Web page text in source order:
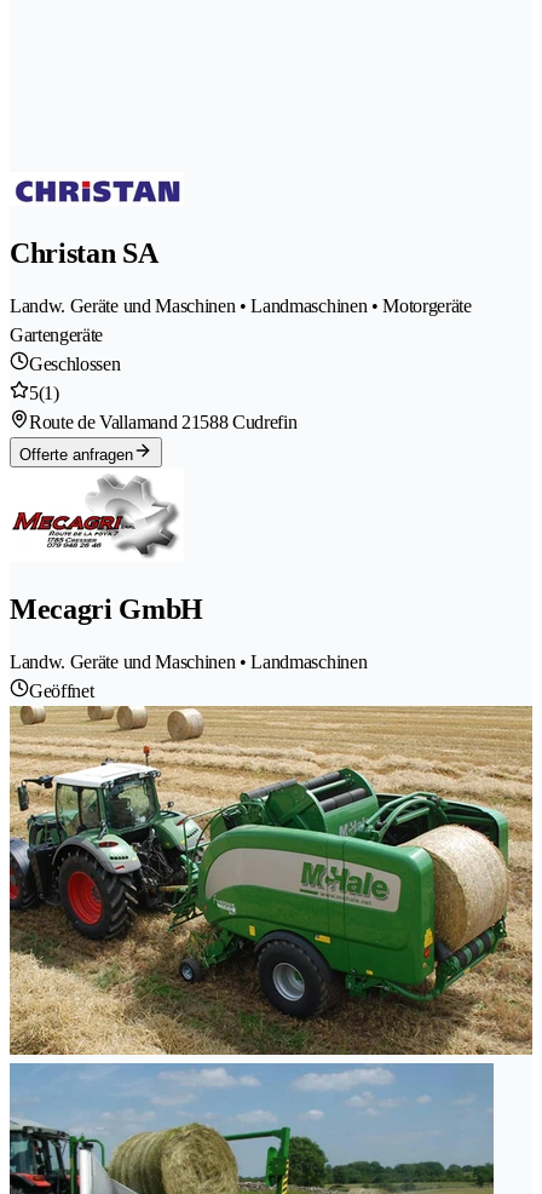
Christan SA
Landw. Geräte und Maschinen • Landmaschinen • Motorgeräte
Gartengeräte
Geschlossen
5(1)
Route de Vallamand 21588 Cudrefin
Offerte anfragen
Mecagri GmbH
Landw. Geräte und Maschinen • Landmaschinen
Geöffnet